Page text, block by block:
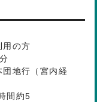
の方
行（宮内経
5